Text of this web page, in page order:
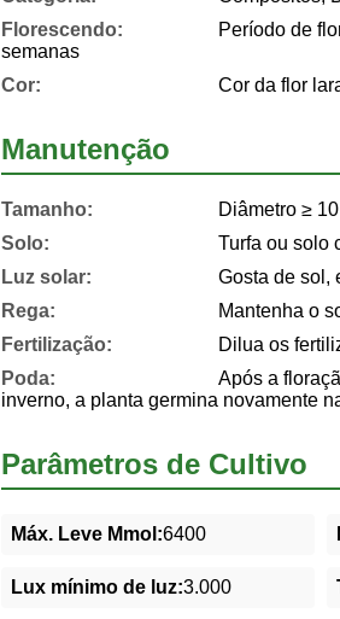
Florescendo:
Período de
semanas
Cor:
Cor da flor
Manutenção
Tamanho:
Diâmetro ≥
Solo:
Turfa ou solo
Luz solar:
Gosta de sol,
Rega:
Mantenha o
Fertilização:
Dilua os
Poda:
Após a
inverno, a planta germina novamente
Parâmetros de Cultivo
Máx. Leve Mmol:6400
Lux mínimo de luz:3.000